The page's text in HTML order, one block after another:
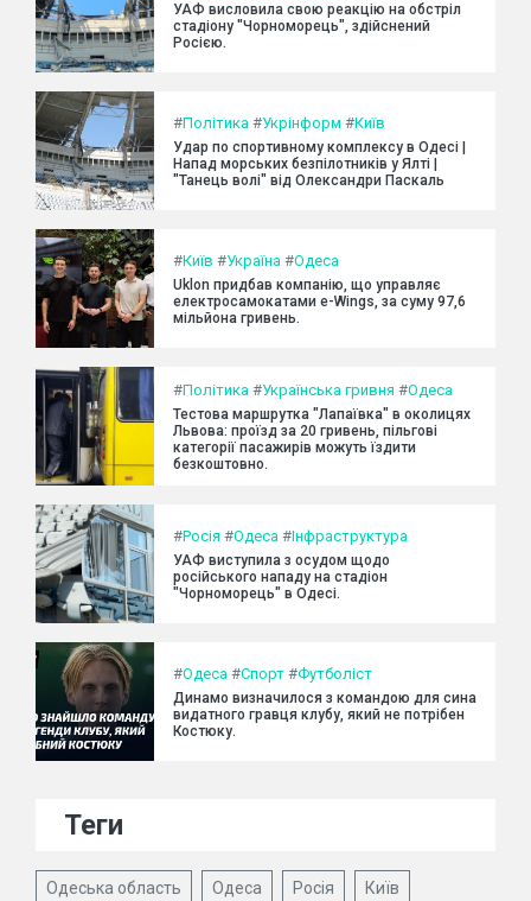
УАФ висловила свою реакцію на обстріл
стадіону "Чорноморець", здійснений
Росією.
#Політика #Укрінформ #Київ
Удар по спортивному комплексу в Одесі |
Напад морських безпілотників у Ялті |
"Танець волі" від Олександри Паскаль
#Київ #Україна #Одеса
Uklon придбав компанію, що управляє
електросамокатами e-Wings, за суму 97,6
мільйона гривень.
#Політика #Українська гривня #Одеса
Тестова маршрутка "Лапаївка" в околицях
Львова: проїзд за 20 гривень, пільгові
категорії пасажирів можуть їздити
безкоштовно.
#Росія #Одеса #Інфраструктура
УАФ виступила з осудом щодо
російського нападу на стадіон
"Чорноморець" в Одесі.
#Одеса #Спорт #Футболіст
Динамо визначилося з командою для сина
видатного гравця клубу, який не потрібен
Костюку.
Теги
Одеська область Одеса Росія Київ